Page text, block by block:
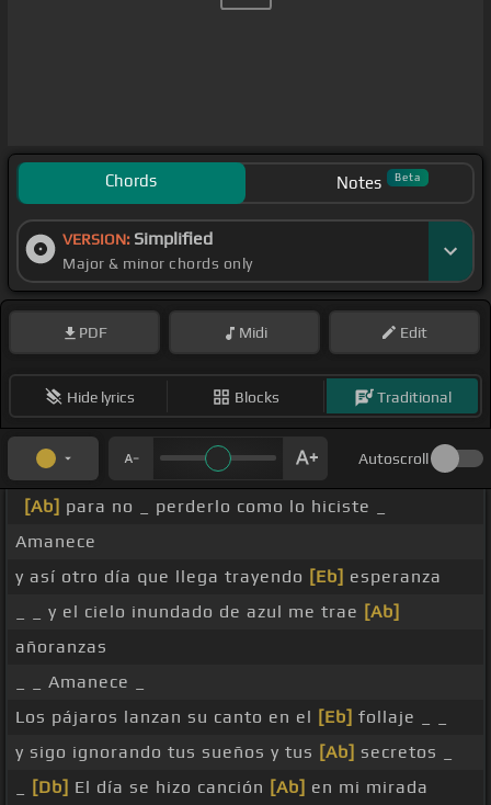
Chords Notes Beta
VERSION: Simplified
Major & minor chords only
PDF Midi Edit
Hide lyrics Blocks Traditional
Autoscroll
[Ab] para no _ perderlo como lo hiciste _
Amanece
y así otro día que llega trayendo [Eb] esperanza
_ _ y el cielo inundado de azul me trae [Ab]
añoranzas
_ _ Amanece _
Los pájaros lanzan su canto en el [Eb] follaje _ _
y sigo ignorando tus sueños y tus [Ab] secretos _
[Db] El día se hizo canción [Ab] en mi mirada